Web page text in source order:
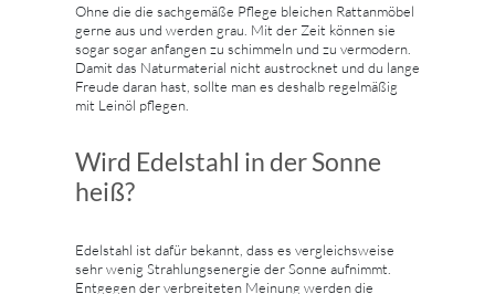
Ohne die die sachgemäße Pflege bleichen Rattanmöbel
gerne aus und werden grau. Mit der Zeit können sie
sogar sogar anfangen zu schimmeln und zu vermodern.
Damit das Naturmaterial nicht austrocknet und du lange
Freude daran hast, sollte man es deshalb regelmäßig
mit Leinöl pflegen.
Wird Edelstahl in der Sonne
heiß?
Edelstahl ist dafür bekannt, dass es vergleichsweise
sehr wenig Strahlungsenergie der Sonne aufnimmt.
Entgegen der verbreiteten Meinung werden die